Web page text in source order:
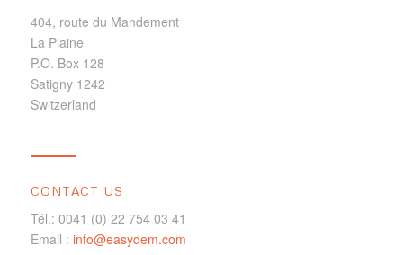
404, route du Mandement
La Plaine
P.O. Box 128
Satigny 1242
Switzerland
CONTACT US
Tél.: 0041 (0) 22 754 03 41
Email : info@easydem.com